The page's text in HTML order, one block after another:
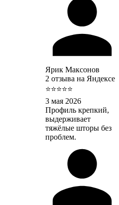
Ярик Максонов
2 отзыва на Яндексе
⭐⭐⭐⭐⭐
3 мая 2026
Профиль крепкий,
выдерживает
тяжёлые шторы без
проблем.